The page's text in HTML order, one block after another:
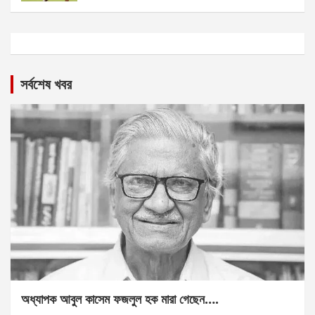
সর্বশেষ খবর
অধ্যাপক আবুল কাসেম ফজলুল হক মারা গেছেন….